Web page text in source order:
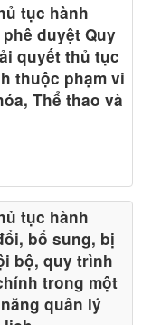
tục hành
duyệt Quy
quyết thủ tục
thuộc phạm vi
Thể thao và
tục hành
bổ sung, bị
bộ, quy trình
trong một
quản lý